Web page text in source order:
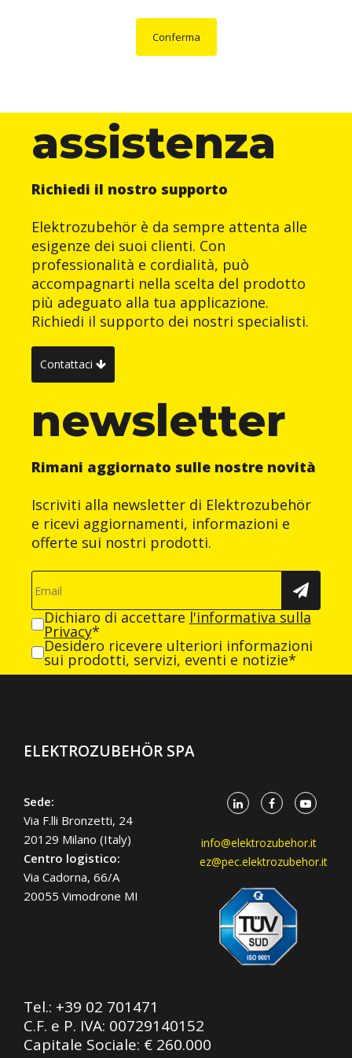
Conferma
assistenza
Richiedi il nostro supporto
Elektrozubehör è da sempre attenta alle
esigenze dei suoi clienti. Con
professionalità e cordialità, può
accompagnarti nella scelta del prodotto
più adeguato alla tua applicazione.
Richiedi il supporto dei nostri specialisti.
Contattaci
newsletter
Rimani aggiornato sulle nostre novità
Iscriviti alla newsletter di Elektrozubehör
e ricevi aggiornamenti, informazioni e
offerte sui nostri prodotti.
Dichiaro di accettare l'informativa sulla
Privacy*
Desidero ricevere ulteriori informazioni
sui prodotti, servizi, eventi e notizie*
ELEKTROZUBEHÖR SPA
Sede:
Via F.lli Bronzetti, 24
20129 Milano (Italy)
Centro logistico:
Via Cadorna, 66/A
20055 Vimodrone MI
info@elektrozubehor.it
ez@pec.elektrozubehor.it
Tel.: +39 02 701471
C.F. e P. IVA: 00729140152
Capitale Sociale: € 260.000